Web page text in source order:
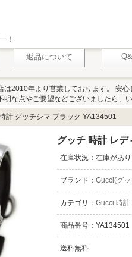
！
返品について
は2010年より営業しております。 安心
明な点やご要望などございましたら、
計 グッチシマ ブラック YA134501
グッチ 時計 レ
在庫状況：在庫があり
ブランド： Gucci(グ
カテゴリ： Gucci 時計
商品番号：YA134501
送料無料